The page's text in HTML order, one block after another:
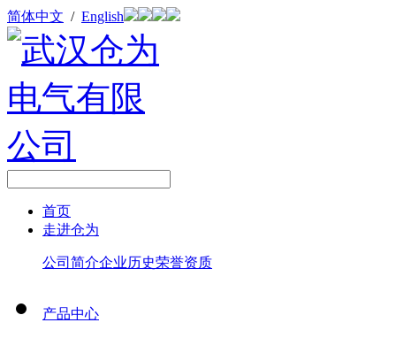
简体中文 / English
首页
走进仓为
公司简介企业历史荣誉资质
产品中心